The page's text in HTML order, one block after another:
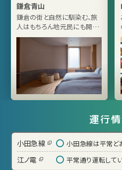
鎌倉青山
鎌倉の街と自然に馴染む、旅
人はもちろん地元民にも開か
れたホテル
運行
小田急線 小田急線は平常ど
江ノ電 平常通り運転してい